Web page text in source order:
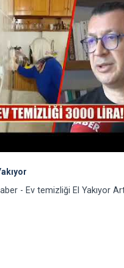
- Ev temizliği El Yakıyor